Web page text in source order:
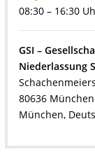
08:30 – 16:30
GSI –
Niederlassung
80636 München
München,